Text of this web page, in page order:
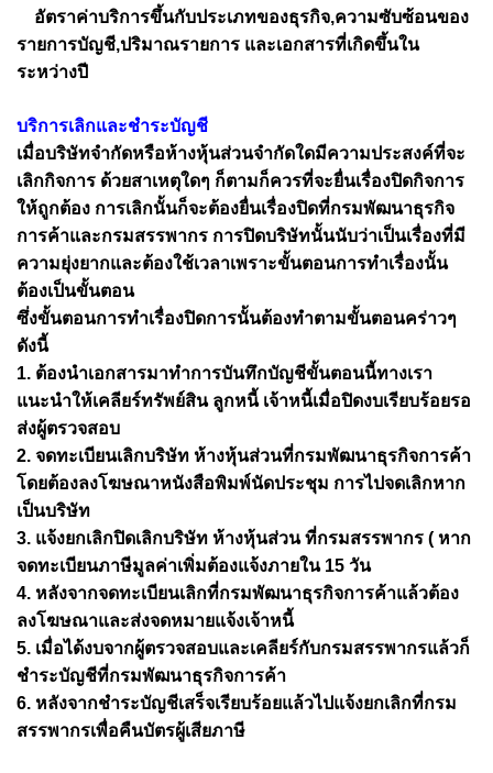
อัตราค่าบริการขึ้นกับประเภทของธุรกิจ,ความซับซ้อนของ
รายการบัญชี,ปริมาณรายการ และเอกสารที่เกิดขึ้นใน
ระหว่างปี
บริการเลิกและชำระบัญชี
เมื่อบริษัทจำกัดหรือห้างหุ้นส่วนจำกัดใดมีความประสงค์ที่จะ
เลิกกิจการ ด้วยสาเหตุใดๆ ก็ตามก็ควรที่จะยื่นเรื่องปิดกิจการ
ให้ถูกต้อง การเลิกนั้นก็จะต้องยื่นเรื่องปิดที่กรมพัฒนาธุรกิจ
การค้าและกรมสรรพากร การปิดบริษัทนั้นนับว่าเป็นเรื่องที่มี
ความยุ่งยากและต้องใช้เวลาเพราะขั้นตอนการทำเรื่องนั้น
ต้องเป็นขั้นตอน
ซึ่งขั้นตอนการทำเรื่องปิดการนั้นต้องทำตามขั้นตอนคร่าวๆ
ดังนี้
1. ต้องนำเอกสารมาทำการบันทึกบัญชีขั้นตอนนี้ทางเรา
แนะนำให้เคลียร์ทรัพย์สิน ลูกหนี้ เจ้าหนี้เมื่อปิดงบเรียบร้อยรอ
ส่งผู้ตรวจสอบ
2. จดทะเบียนเลิกบริษัท ห้างหุ้นส่วนที่กรมพัฒนาธุรกิจการค้า
โดยต้องลงโฆษณาหนังสือพิมพ์นัดประชุม การไปจดเลิกหาก
เป็นบริษัท
3. แจ้งยกเลิกปิดเลิกบริษัท ห้างหุ้นส่วน ที่กรมสรรพากร ( หาก
จดทะเบียนภาษีมูลค่าเพิ่มต้องแจ้งภายใน 15 วัน
4. หลังจากจดทะเบียนเลิกที่กรมพัฒนาธุรกิจการค้าแล้วต้อง
ลงโฆษณาและส่งจดหมายแจ้งเจ้าหนี้
5. เมื่อได้งบจากผู้ตรวจสอบและเคลียร์กับกรมสรรพากรแล้วก็
ชำระบัญชีที่กรมพัฒนาธุรกิจการค้า
6. หลังจากชำระบัญชีเสร็จเรียบร้อยแล้วไปแจ้งยกเลิกที่กรม
สรรพากรเพื่อคืนบัตรผู้เสียภาษี